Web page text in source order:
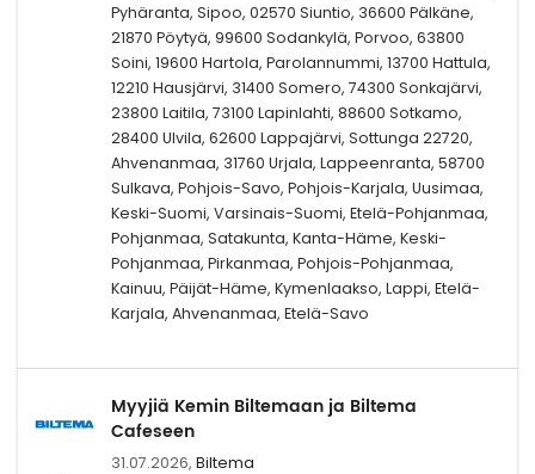
Pyhäranta, Sipoo, 02570 Siuntio, 36600 Pälkäne,
21870 Pöytyä, 99600 Sodankylä, Porvoo, 63800
Soini, 19600 Hartola, Parolannummi, 13700 Hattula,
12210 Hausjärvi, 31400 Somero, 74300 Sonkajärvi,
23800 Laitila, 73100 Lapinlahti, 88600 Sotkamo,
28400 Ulvila, 62600 Lappajärvi, Sottunga 22720,
Ahvenanmaa, 31760 Urjala, Lappeenranta, 58700
Sulkava, Pohjois-Savo, Pohjois-Karjala, Uusimaa,
Keski-Suomi, Varsinais-Suomi, Etelä-Pohjanmaa,
Pohjanmaa, Satakunta, Kanta-Häme, Keski-
Pohjanmaa, Pirkanmaa, Pohjois-Pohjanmaa,
Kainuu, Päijät-Häme, Kymenlaakso, Lappi, Etelä-
Karjala, Ahvenanmaa, Etelä-Savo
Myyjiä Kemin Biltemaan ja Biltema
Cafeseen
31.07.2026, Biltema